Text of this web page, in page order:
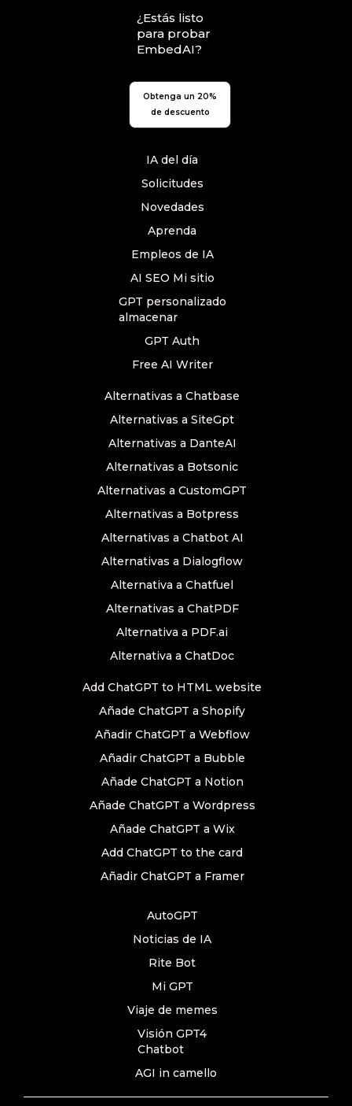
¿Estás listo
para probar
EmbedAI?
Obtenga un 20%
de descuento
IA del día
Solicitudes
Novedades
Aprenda
Empleos de IA
AI SEO Mi sitio
GPT personalizado
almacenar
GPT Auth
Free AI Writer
Alternativas a Chatbase
Alternativas a SiteGpt
Alternativas a DanteAI
Alternativas a Botsonic
Alternativas a CustomGPT
Alternativas a Botpress
Alternativas a Chatbot AI
Alternativas a Dialogflow
Alternativa a Chatfuel
Alternativas a ChatPDF
Alternativa a PDF.ai
Alternativa a ChatDoc
Add ChatGPT to HTML website
Añade ChatGPT a Shopify
Añadir ChatGPT a Webflow
Añadir ChatGPT a Bubble
Añade ChatGPT a Notion
Añade ChatGPT a Wordpress
Añade ChatGPT a Wix
Add ChatGPT to the card
Añadir ChatGPT a Framer
AutoGPT
Noticias de IA
Rite Bot
Mi GPT
Viaje de memes
Visión GPT4
Chatbot
AGI in camello